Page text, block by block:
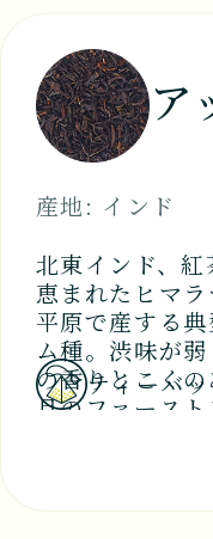
いめのオレン
り、こくがある
オータムナル
夏の雨期後の乾
り、味は濃く
のある濃いめ
にも合います。
ア
産地: インド
北東インド、
恵まれたヒマ
平原で産する
ム種。渋味が
の香りとこく
月のファース
月～のセカン
特有の濃厚な
イスティーに
ティーバ